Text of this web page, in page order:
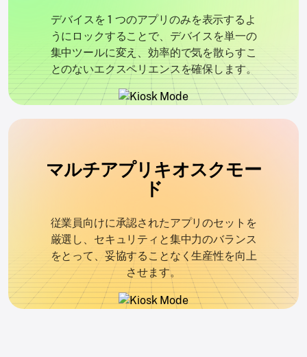
デバイスを 1 つのアプリのみを表示するよ
うにロックすることで、デバイスを単一の
集中ツールに変え、効率的で気を散らすこ
とのないエクスペリエンスを確保します。
マルチアプリキオスクモー
ド
従業員向けに承認されたアプリのセットを
厳選し、セキュリティと集中力のバランス
をとって、妥協することなく生産性を向上
させます。